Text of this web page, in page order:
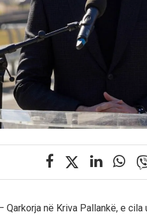
Qarkorja në Kriva Pallankë, e